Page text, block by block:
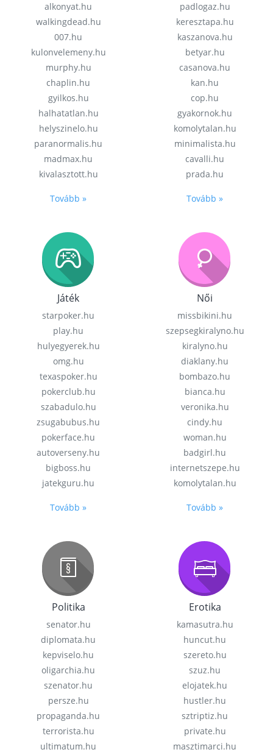
alkonyat.hu
walkingdead.hu
007.hu
kulonvelemeny.hu
murphy.hu
chaplin.hu
gyilkos.hu
halhatatlan.hu
helyszinelo.hu
paranormalis.hu
madmax.hu
kivalasztott.hu
Tovább »
padlogaz.hu
keresztapa.hu
kaszanova.hu
betyar.hu
casanova.hu
kan.hu
cop.hu
gyakornok.hu
komolytalan.hu
minimalista.hu
cavalli.hu
prada.hu
Tovább »
Játék
starpoker.hu
play.hu
hulyegyerek.hu
omg.hu
texaspoker.hu
pokerclub.hu
szabadulo.hu
zsugabubus.hu
pokerface.hu
autoverseny.hu
bigboss.hu
jatekguru.hu
Tovább »
Női
missbikini.hu
szepsegkiralyno.hu
kiralyno.hu
diaklany.hu
bombazo.hu
bianca.hu
veronika.hu
cindy.hu
woman.hu
badgirl.hu
internetszepe.hu
komolytalan.hu
Tovább »
Politika
senator.hu
diplomata.hu
kepviselo.hu
oligarchia.hu
szenator.hu
persze.hu
propaganda.hu
terrorista.hu
ultimatum.hu
Erotika
kamasutra.hu
huncut.hu
szereto.hu
szuz.hu
elojatek.hu
hustler.hu
sztriptiz.hu
private.hu
masztimarci.hu